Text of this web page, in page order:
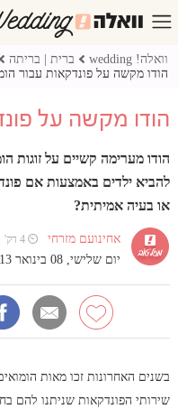
וואלה! wedding ברית | בריתה
הודו מקשה על פונדקאות עבור
הודו מקשה על
הודו מערימה קשיים על זוגות
להביא ילדים באמצעות אם
או בעיה אמיתית?
אחינועם מזרחי ⏲ 4 דק'
יום שלישי, 08 בינואר 2013, 12:05
בשנים האחרונות זכו מאות
שירותי הפונדקאות שניתנו להם